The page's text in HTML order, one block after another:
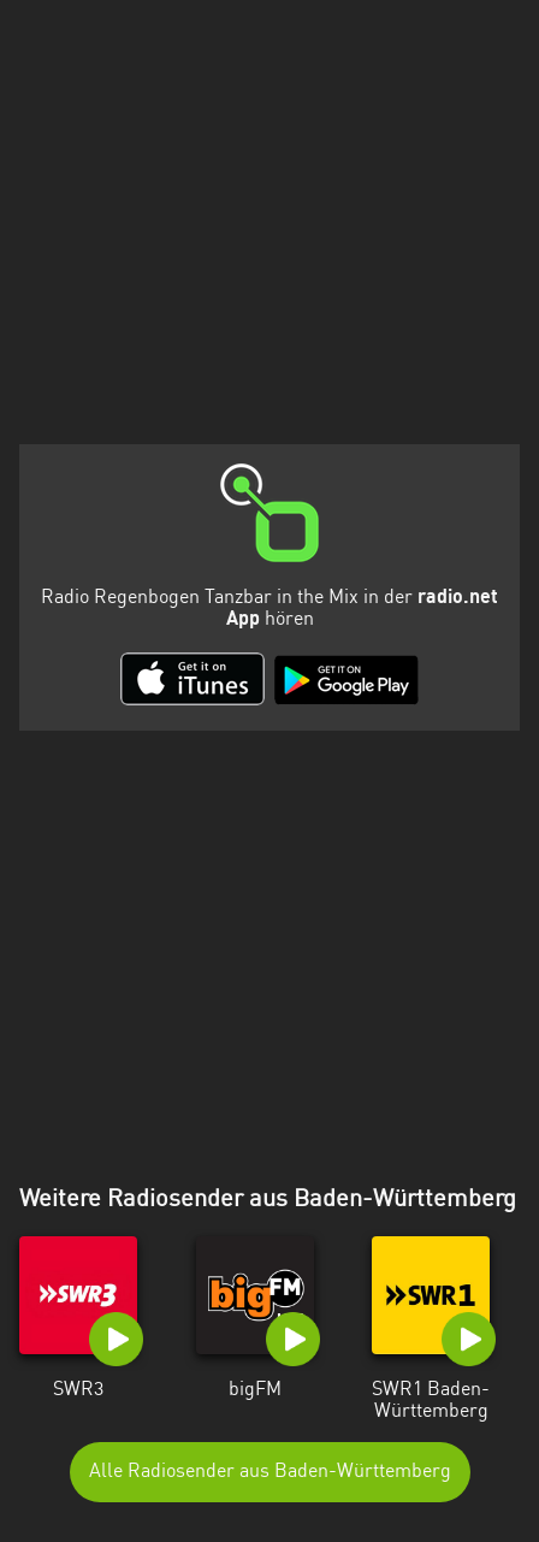
Radio Regenbogen Tanzbar in the Mix in der radio.net
Apphören
Weitere Radiosender aus Baden-Württemberg
SWR3 bigFM
SWR1 Baden-
Württemberg
Alle Radiosender aus Baden-Württemberg